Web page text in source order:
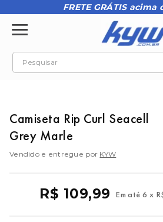
FRETE GRÁTIS acima
Pesquisar
Camiseta Rip Curl Seacell
Grey Marle
Vendido e entregue por KYW
R$ 109,99 Em até 6 x
2º oakley
kenner